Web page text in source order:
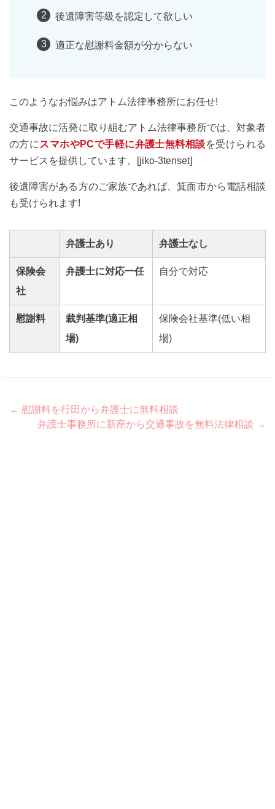
後遺障害等級を認定して欲しい
適正な慰謝料金額が分からない
このようなお悩みはアトム法律事務所にお任せ!
交通事故に活発に取り組むアトム法律事務所では、対象者
の方に スマホやPCで手軽に弁護士無料相談を受けられる
サービスを提供しています。[jiko-3tenset]
後遺障害がある方のご家族であれば、箕面市から電話相談
も受けられます!
弁護士あり 弁護士なし
保険会
社
弁護士に対応一任 自分で対応
慰謝料
裁判基準(適正相
場)
保険会社基準(低い相
場)
Post
navigation
← 慰謝料を行田から弁護士に無料相談
弁護士事務所に新座から交通事故を無料法律相談 →